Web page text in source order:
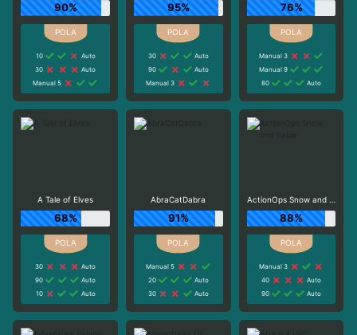
90%
10
Auto
30
Auto
Manual 5
95%
30
Auto
90
Auto
Manual 3
76%
Manual 3
Manual 9
80
Auto
A Tale of Elves
68%
30
Auto
90
Auto
10
Auto
AbraCatDabra
91%
Manual 5
20
Auto
30
Auto
ActionOps Snow and Sable
88%
Manual 3
40
Auto
90
Auto